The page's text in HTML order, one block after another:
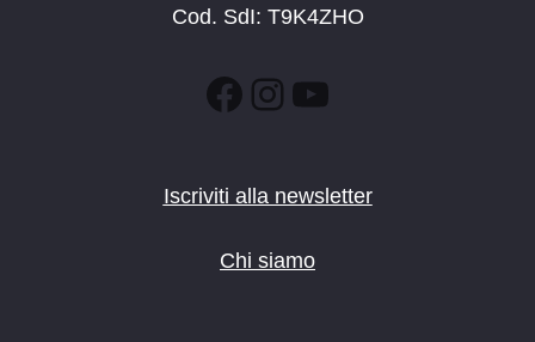
Cod. SdI: T9K4ZHO
Facebook
Instagram
YouTube
Iscriviti alla newsletter
Chi siamo